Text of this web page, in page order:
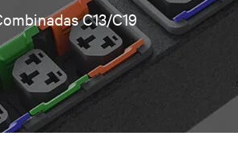
C13/C19